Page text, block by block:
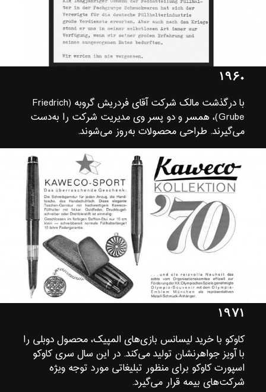
۱۹۶۰
با درگذشت مالک شرکت آقای فردریش گروبه (Friedrich
Grube)، همسر و دو پسر وی مدیریت شرکت را به‌دست
می‌گیرند. طراحی محصولات به‌روز می‌شوند.
۱۹۷۱
کاوکو با خرید لیسانس بازی‌های المپیک، محصول دوبلی را
با آویز جواهرنشان تولید می‌کند. در این سال سری کاوکو
اسپورت کاوکو برای منظور تبلیغاتی مورد توجه ویژه
شرکت‌های بیمه قرار می‌گیرد.